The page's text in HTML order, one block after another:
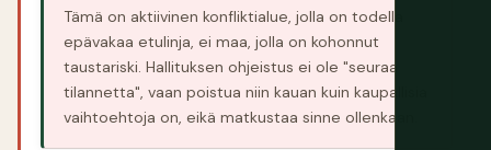
Tämä on aktiivinen konfliktialue, jolla on todella
epävakaa etulinja, ei maa, jolla on kohonnut
taustariski. Hallituksen ohjeistus ei ole "seuraa
tilannetta", vaan poistua niin kauan kuin kaupallisia
vaihtoehtoja on, eikä matkustaa sinne ollenkaan.